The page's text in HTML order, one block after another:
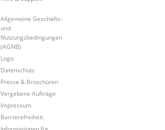
Allgemeine Geschäfts-
und
Nutzungsbedingungen
(AGNB)
Logo
Datenschutz
Presse & Broschüren
Vergebene Aufträge
Impressum
Barrierefreiheit
Informationen für